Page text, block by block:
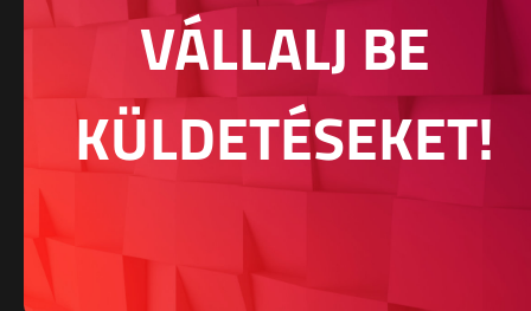
VÁLLALJ BE
KÜLDETÉSEKET!